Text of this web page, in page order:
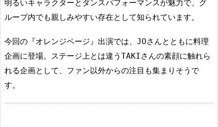
明るいキャラクターとダンスパフォーマンスが魅力で、グ
ループ内でも親しみやすい存在として知られています。
今回の『オレンジページ』出演では、JOさんとともに料理
企画に登場。ステージ上とは違うTAKIさんの素顔に触れら
れる企画として、ファン以外からの注目も集まりそうで
す。